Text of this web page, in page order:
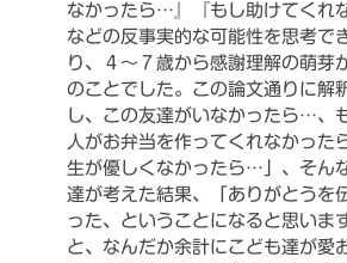
なかったら…』『もし助けてくれ
などの反事実的な可能性を思考で
り、４～７歳から感謝理解の萌芽
のことでした。この論文通りに解
し、この友達がいなかったら…、
人がお弁当を作ってくれなかった
生が優しくなかったら…」、そん
達が考えた結果、「ありがとうを
った、ということになると思いま
と、なんだか余計にこども達が愛